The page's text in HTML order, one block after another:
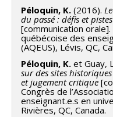
Péloquin, K. (2016).
du passé : défis et
[communication orale].
québécoise des
(AQEUS), Lévis, QC,
Péloquin, K. et Guay,
sur des sites
et jugement critique
Congrès de
enseignant.e.s en
Rivières, QC, Canada.